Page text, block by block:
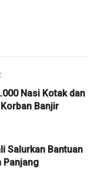
Nasi Kotak dan
Banjir
Salurkan Bantuan
Panjang